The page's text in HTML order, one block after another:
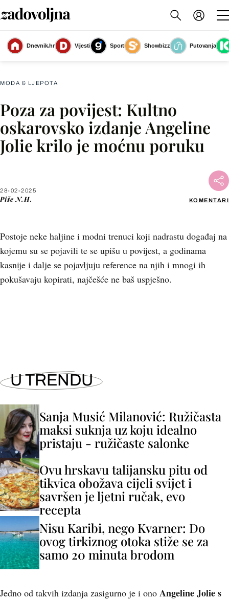
Dnevnik.hr Vijesti Sport Showbizz
Putovanja
Angelina Jolie na dodjeli Oscara 2012.(Foto: Profimedia)
MODA & LJEPOTA
Poza za povijest: Kultno
oskarovsko izdanje Angeline
Jolie krilo je moćnu poruku
28-02-2025
Piše N.H. KOMENTARI
Postoje neke haljine i modni trenuci koji nadrastu događaj na
kojemu su se pojavili te se upišu u povijest, a godinama
kasnije i dalje se pojavljuju reference na njih i mnogi ih
pokušavaju kopirati, najčešće ne baš uspješno.
Facebook
X
U TRENDU
Sanja Musić Milanović: Ružičasta
maksi suknja uz koju idealno
pristaju - ružičaste salonke
Ovu hrskavu talijansku pitu od
tikvica obožava cijeli svijet i
savršen je ljetni ručak, evo
recepta
Nisu Karibi, nego Kvarner: Do
ovog tirkiznog otoka stiže se za
samo 20 minuta brodom
Jedno od takvih izdanja zasigurno je i ono Angeline Jolie s